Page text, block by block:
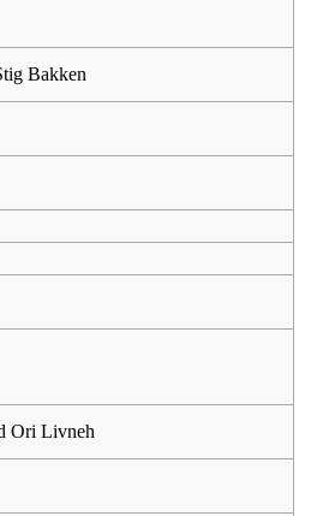
Bakken
Ori Livneh